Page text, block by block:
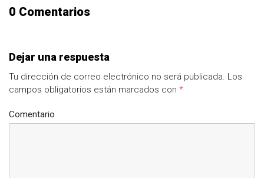
0 Comentarios
Dejar una respuesta
Tu dirección de correo electrónico no será publicada. Los
campos obligatorios están marcados con *
Comentario